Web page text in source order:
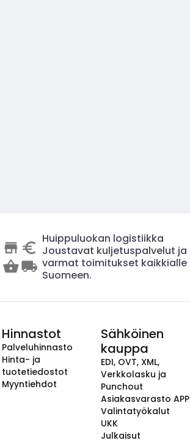
Huippuluokan logistiikka
Joustavat kuljetuspalvelut ja
varmat toimitukset kaikkialle
Suomeen.
Hinnastot
Palveluhinnasto
Hinta- ja
tuotetiedostot
Myyntiehdot
Sähköinen
kauppa
EDI, OVT, XML,
Verkkolasku ja
Punchout
Asiakasvarasto APP
Valintatyökalut
UKK
Julkaisut